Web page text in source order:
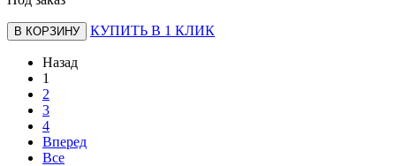
В КОРЗИНУ КУПИТЬ В 1 КЛИК
Назад
1
2
3
4
Вперед
Все